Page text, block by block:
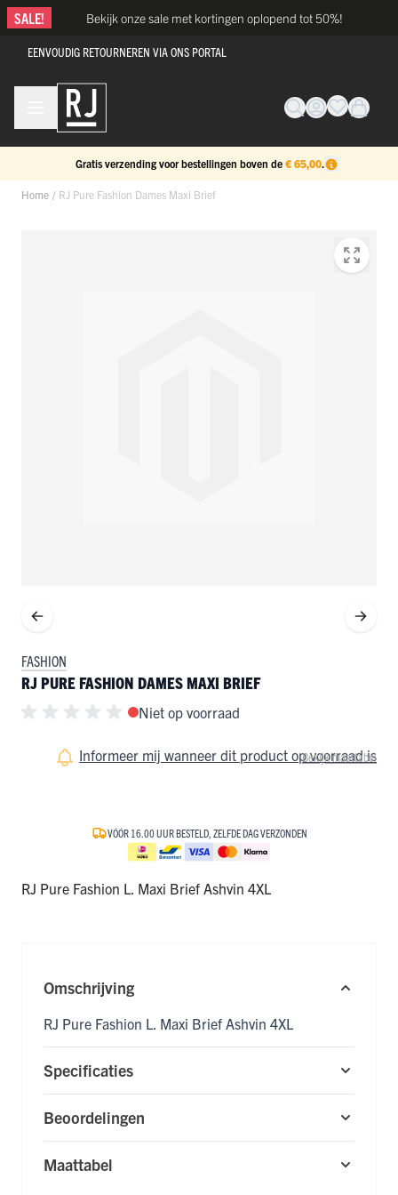
Ga naar de inhoud
SALE! Bekijk onze sale met kortingen oplopend tot 50%!
EENVOUDIG RETOURNEREN VIA ONS PORTAL
Gratis verzending voor bestellingen boven de € 65,00.
Home / RJ Pure Fashion Dames Maxi Brief
FASHION
RJ PURE FASHION DAMES MAXI BRIEF
Niet op voorraad
Bekijk maattabel
Informeer mij wanneer dit product op voorraad is
VÓÓR 16.00 UUR BESTELD, ZELFDE DAG VERZONDEN
RJ Pure Fashion L. Maxi Brief Ashvin 4XL
Omschrijving
RJ Pure Fashion L. Maxi Brief Ashvin 4XL
Specificaties
Beoordelingen
Maattabel